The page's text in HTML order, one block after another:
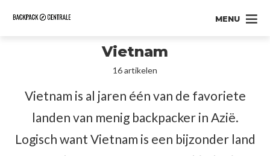
MENU
Vietnam
16 artikelen
Vietnam is al jaren één van de favoriete
landen van menig backpacker in Azië.
Logisch want Vietnam is een bijzonder land